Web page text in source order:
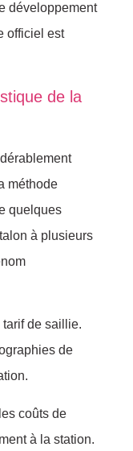
développement
officiel est
de la
méthode
quelques
à plusieurs
tarif de saillie.
de
coûts de
à la station.